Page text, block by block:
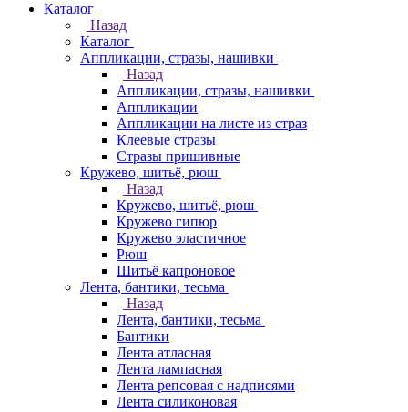
Каталог
Назад
Каталог
Аппликации, стразы, нашивки
Назад
Аппликации, стразы, нашивки
Аппликации
Аппликации на листе из страз
Клеевые стразы
Стразы пришивные
Кружево, шитьё, рюш
Назад
Кружево, шитьё, рюш
Кружево гипюр
Кружево эластичное
Рюш
Шитьё капроновое
Лента, бантики, тесьма
Назад
Лента, бантики, тесьма
Бантики
Лента атласная
Лента лампасная
Лента репсовая с надписями
Лента силиконовая